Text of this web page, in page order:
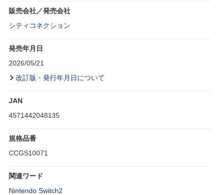
販売会社／発売会社
シティコネクション
発売年月日
2026/05/21
改訂版・発行年月日について
JAN
4571442048135
規格品番
CCGS10071
関連ワード
Nintendo Switch2